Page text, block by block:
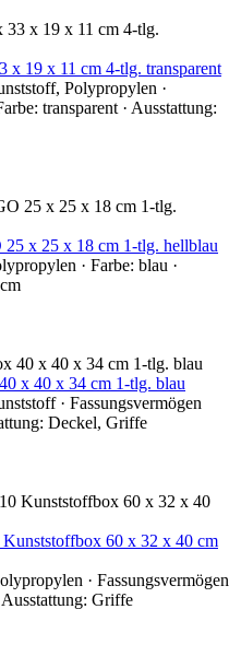
x 19 x 11 cm 4-tlg. transparent
Polypropylen ·
transparent · Ausstattung:
x 25 x 18 cm 1-tlg. hellblau
· Farbe: blau ·
x 40 x 34 cm 1-tlg. blau
· Fassungsvermögen
Deckel, Griffe
60 x 32 x 40 cm
· Fassungsvermögen
Griffe